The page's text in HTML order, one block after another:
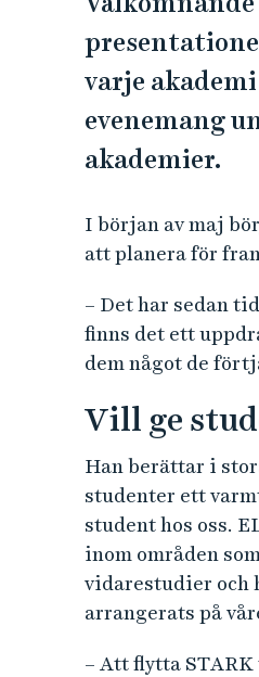
varje
evenemang
akademier.
I början av maj
att planera för
– Det har sedan
finns det ett
dem något de
Vill ge
Han berättar i
studenter ett
student hos oss.
inom områden
vidarestudier och
arrangerats på
– Att flytta